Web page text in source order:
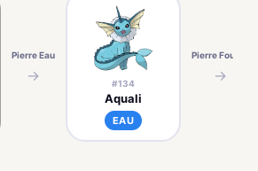
Pierre Eau
→ #134
Aquali
EAU
Pierre Foudre
→